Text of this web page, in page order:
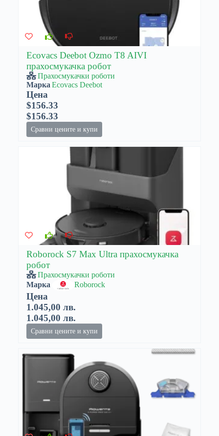
Ecovacs Deebot Ozmo T8 AIVI
прахосмукачка робот
Прахосмукачки роботи
Марка Ecovacs Deebot
Цена
$156.33
$156.33
Сравни цените и купи
Roborock S7 Max Ultra прахосмукачка
робот
Прахосмукачки роботи
Марка
Roborock
Цена
1.045,00 лв.
1.045,00 лв.
Сравни цените и купи